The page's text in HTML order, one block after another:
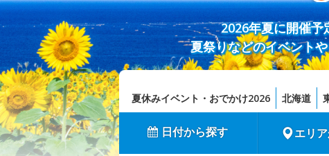
2026年夏に開催予
夏祭りなどのイベント
夏休みイベント・おでかけ2026 北海道
日付から探す エリ